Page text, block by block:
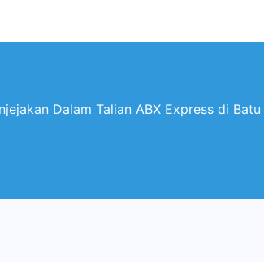
Dalam Talian ABX Express di Batu